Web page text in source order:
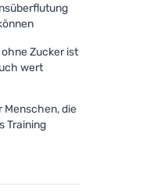
FINO Zeus FLEX 35
versenkbare
(8 Stück)
Zucker ist
wert
Menschen, die
Training